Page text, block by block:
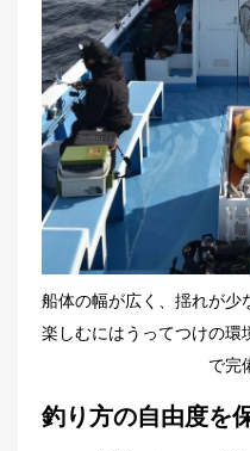
船体の幅が広く、揺れが少
楽しむにはうってつけの環
で完
釣り方の自由度を